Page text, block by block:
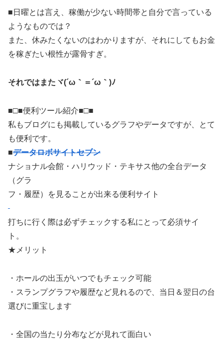
■日曜とは言え、稼働が少ない時間帯と自分で言っている
ようなものでは？
また、休みたくないのはわかりますが、それにしてもお金
を稼ぎたい根性が露骨すぎ。
それではまたヾ(´ω｀＝´ω｀)ﾉ
■□■便利ツール紹介■□■
私もブログにも掲載しているグラフやデータですが、とて
も便利です。
■データロボサイトセブン
ナショナル会館・ハリウッド・テキサス他の全台データ
（グラ
フ・履歴）を見ることが出来る便利サイト
打ちに行く際は必ずチェックする私にとって必須サイ
ト。
★メリット
・ホールの出玉がいつでもチェック可能
・スランプグラフや履歴など見れるので、当日＆翌日の台
選びに重宝します
・全国の当たり分布などが見れて面白い